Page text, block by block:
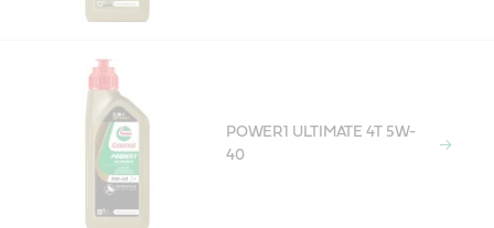
POWER1 ULTIMATE 4T 5W-
40